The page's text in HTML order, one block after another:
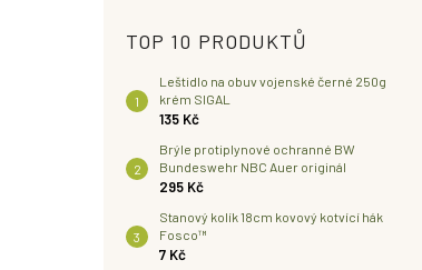
TOP 10 PRODUKTŮ
Leštidlo na obuv vojenské černé 250g
krém SIGAL
135 Kč
Brýle protiplynové ochranné BW
Bundeswehr NBC Auer originál
295 Kč
Stanový kolík 18cm kovový kotvící hák
Fosco™
7 Kč